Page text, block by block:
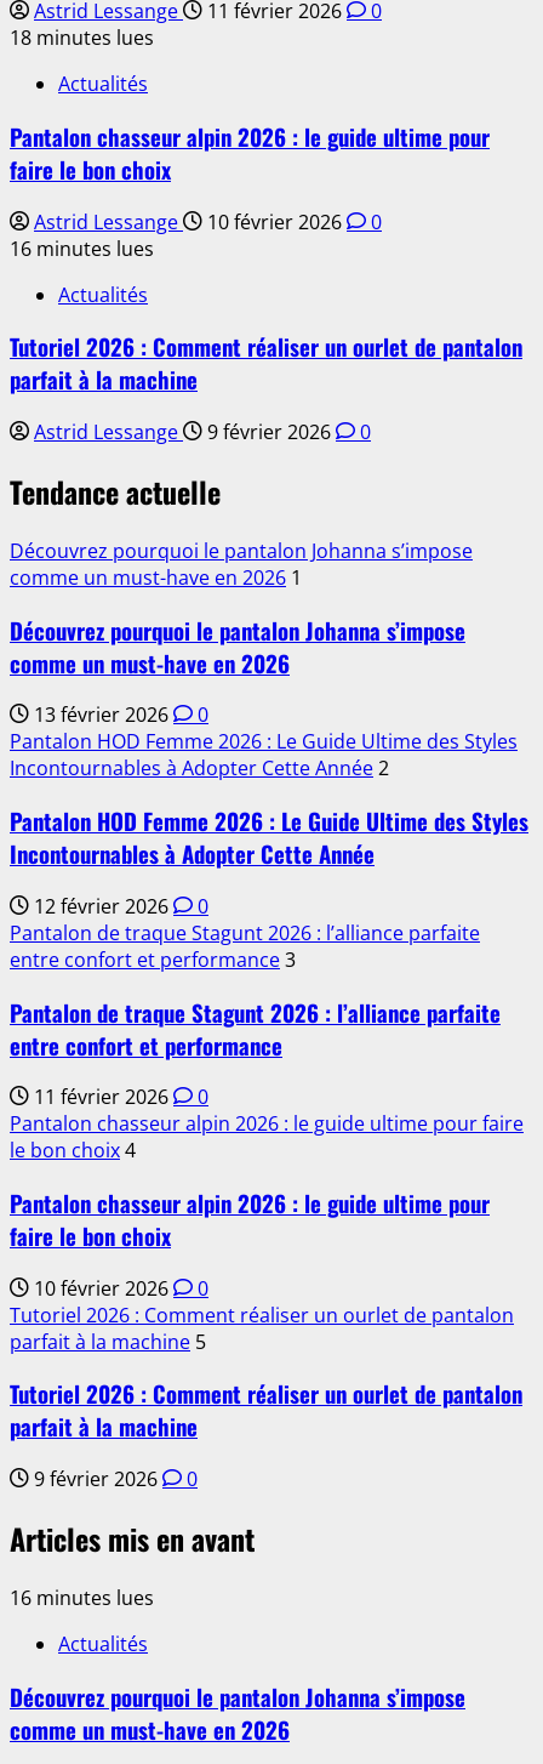
Astrid Lessange 11 février 2026
0
18 minutes lues
Actualités
Pantalon chasseur alpin 2026 : le guide ultime pour
faire le bon choix
Astrid Lessange 10 février 2026
0
16 minutes lues
Actualités
Tutoriel 2026 : Comment réaliser un ourlet de pantalon
parfait à la machine
Astrid Lessange 9 février 2026 0
Tendance actuelle
Découvrez pourquoi le pantalon Johanna s’impose
comme un must-have en 2026 1
Découvrez pourquoi le pantalon Johanna s’impose
comme un must-have en 2026
13 février 2026
0
Pantalon HOD Femme 2026 : Le Guide Ultime des Styles
Incontournables à Adopter Cette Année2
Pantalon HOD Femme 2026 : Le Guide Ultime des Styles
Incontournables à Adopter Cette Année
12 février 2026
0
Pantalon de traque Stagunt 2026 : l’alliance parfaite
entre confort et performance3
Pantalon de traque Stagunt 2026 : l’alliance parfaite
entre confort et performance
11 février 2026
0
Pantalon chasseur alpin 2026 : le guide ultime pour faire
le bon choix4
Pantalon chasseur alpin 2026 : le guide ultime pour
faire le bon choix
10 février 2026
0
Tutoriel 2026 : Comment réaliser un ourlet de pantalon
parfait à la machine 5
Tutoriel 2026 : Comment réaliser un ourlet de pantalon
parfait à la machine
9 février 2026 0
Articles mis en avant
16 minutes lues
Actualités
Découvrez pourquoi le pantalon Johanna s’impose
comme un must-have en 2026